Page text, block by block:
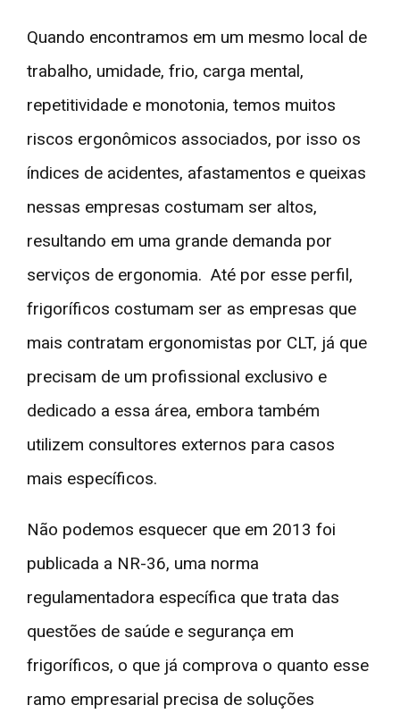
Quando encontramos em um mesmo local de
trabalho, umidade, frio, carga mental,
repetitividade e monotonia, temos muitos
riscos ergonômicos associados, por isso os
índices de acidentes, afastamentos e queixas
nessas empresas costumam ser altos,
resultando em uma grande demanda por
serviços de ergonomia. Até por esse perfil,
frigoríficos costumam ser as empresas que
mais contratam ergonomistas por CLT, já que
precisam de um profissional exclusivo e
dedicado a essa área, embora também
utilizem consultores externos para casos
mais específicos.
Não podemos esquecer que em 2013 foi
publicada a NR-36, uma norma
regulamentadora específica que trata das
questões de saúde e segurança em
frigoríficos, o que já comprova o quanto esse
ramo empresarial precisa de soluções